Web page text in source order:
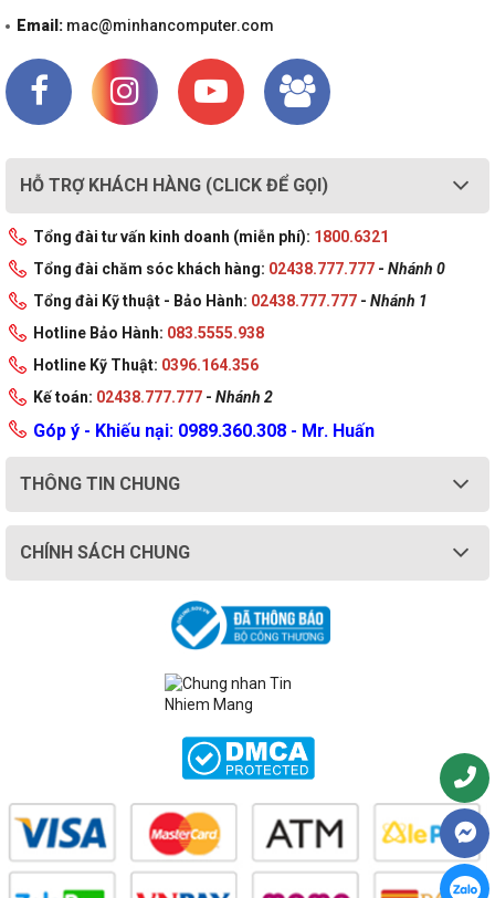
Email: mac@minhancomputer.com
HỖ TRỢ KHÁCH HÀNG (CLICK ĐỂ GỌI)
Tổng đài tư vấn kinh doanh (miễn phí): 1800.6321
Tổng đài chăm sóc khách hàng: 02438.777.777 - Nhánh 0
Tổng đài Kỹ thuật - Bảo Hành: 02438.777.777 - Nhánh 1
Hotline Bảo Hành: 083.5555.938
Hotline Kỹ Thuật: 0396.164.356
Kế toán: 02438.777.777 - Nhánh 2
Góp ý - Khiếu nại: 0989.360.308 - Mr. Huấn
THÔNG TIN CHUNG
CHÍNH SÁCH CHUNG